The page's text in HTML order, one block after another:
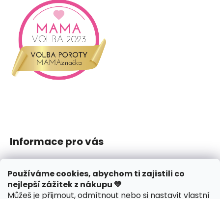
Používáme cookies, abychom ti zajistili co
nejlepší zážitek z nákupu 💛
Můžeš je přijmout, odmítnout nebo si nastavit vlastní
Informace pro vás
Jak nakupovat
Obchodní podmínky
Podmínky ochrany osobních údajů
Reklamace či vrácení